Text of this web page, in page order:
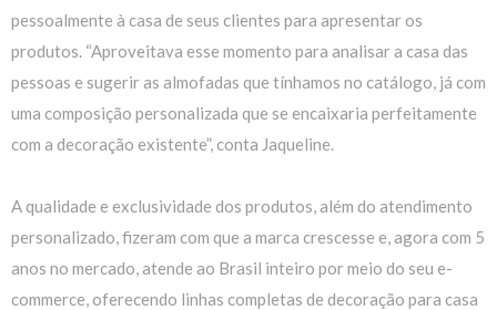
pessoalmente à casa de seus clientes para apresentar os
produtos. “Aproveitava esse momento para analisar a casa das
pessoas e sugerir as almofadas que tínhamos no catálogo, já com
uma composição personalizada que se encaixaria perfeitamente
com a decoração existente”, conta Jaqueline.
A qualidade e exclusividade dos produtos, além do atendimento
personalizado, fizeram com que a marca crescesse e, agora com 5
anos no mercado, atende ao Brasil inteiro por meio do seu e-
commerce, oferecendo linhas completas de decoração para casa